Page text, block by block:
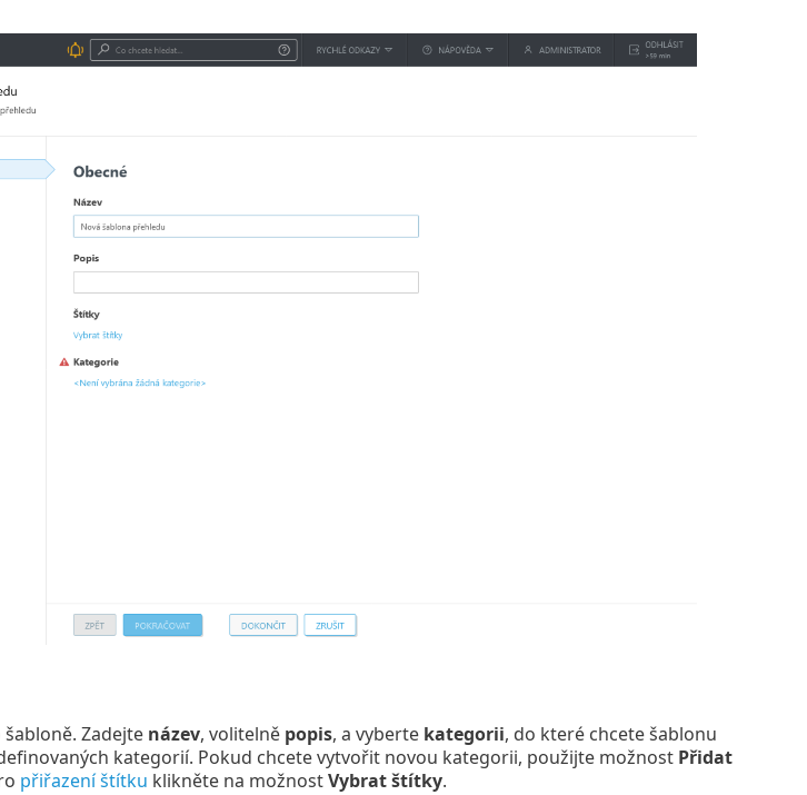
Zadejte název, volitelně popis, a vyberte kategorii, do které chcete šablonu
kategorií. Pokud chcete vytvořit novou kategorii, použijte možnost Přidat
přiřazení štítku klikněte na možnostVybrat štítky.